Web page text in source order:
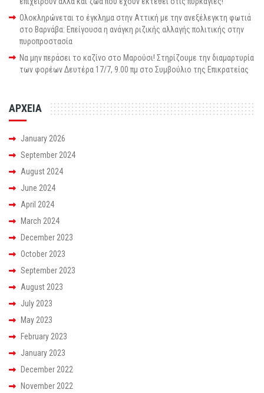
Ολοκληρώνεται το έγκλημα στην Αττική με την ανεξέλεγκτη φωτιά
στο Βαρνάβα: Επείγουσα η ανάγκη ριζικής αλλαγής πολιτικής στην
πυροπροστασία
Να μην περάσει το καζίνο στο Μαρούσι! Στηρίζουμε την διαμαρτυρία
των φορέων Δευτέρα 17/7, 9.00 πμ στο Συμβούλιο της Επικρατείας
ΑΡΧΕΙΑ
January 2026
September 2024
August 2024
June 2024
April 2024
March 2024
December 2023
October 2023
September 2023
August 2023
July 2023
May 2023
February 2023
January 2023
December 2022
November 2022